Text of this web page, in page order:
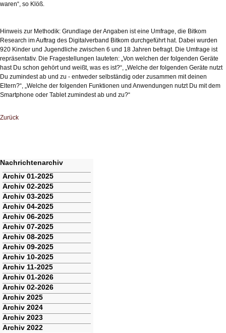
waren“, so Klöß.
Hinweis zur Methodik: Grundlage der Angaben ist eine Umfrage, die Bitkom
Research im Auftrag des Digitalverband Bitkom durchgeführt hat. Dabei wurden
920 Kinder und Jugendliche zwischen 6 und 18 Jahren befragt. Die Umfrage ist
repräsentativ. Die Fragestellungen lauteten: „Von welchen der folgenden Geräte
hast Du schon gehört und weißt, was es ist?“, „Welche der folgenden Geräte nutzt
Du zumindest ab und zu - entweder selbständig oder zusammen mit deinen
Eltern?“, „Welche der folgenden Funktionen und Anwendungen nutzt Du mit dem
Smartphone oder Tablet zumindest ab und zu?“
Zurück
Nachrichtenarchiv
Navigation
überspringen
Archiv 01-2025
Archiv 02-2025
Archiv 03-2025
Archiv 04-2025
Archiv 06-2025
Archiv 07-2025
Archiv 08-2025
Archiv 09-2025
Archiv 10-2025
Archiv 11-2025
Archiv 01-2026
Archiv 02-2026
Archiv 2025
Archiv 2024
Archiv 2023
Archiv 2022